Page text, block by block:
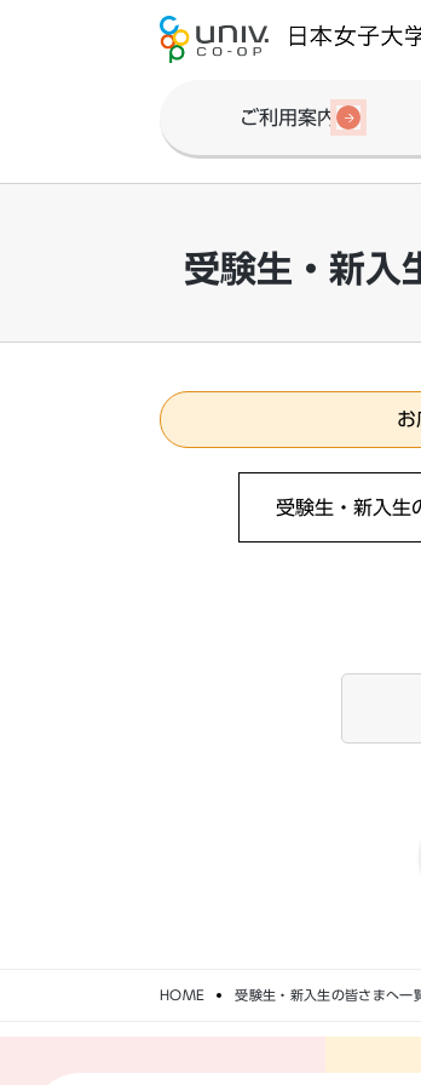
ご利用案内
受験生・新入
お
HOME 受験生・新入生の皆さまへ一